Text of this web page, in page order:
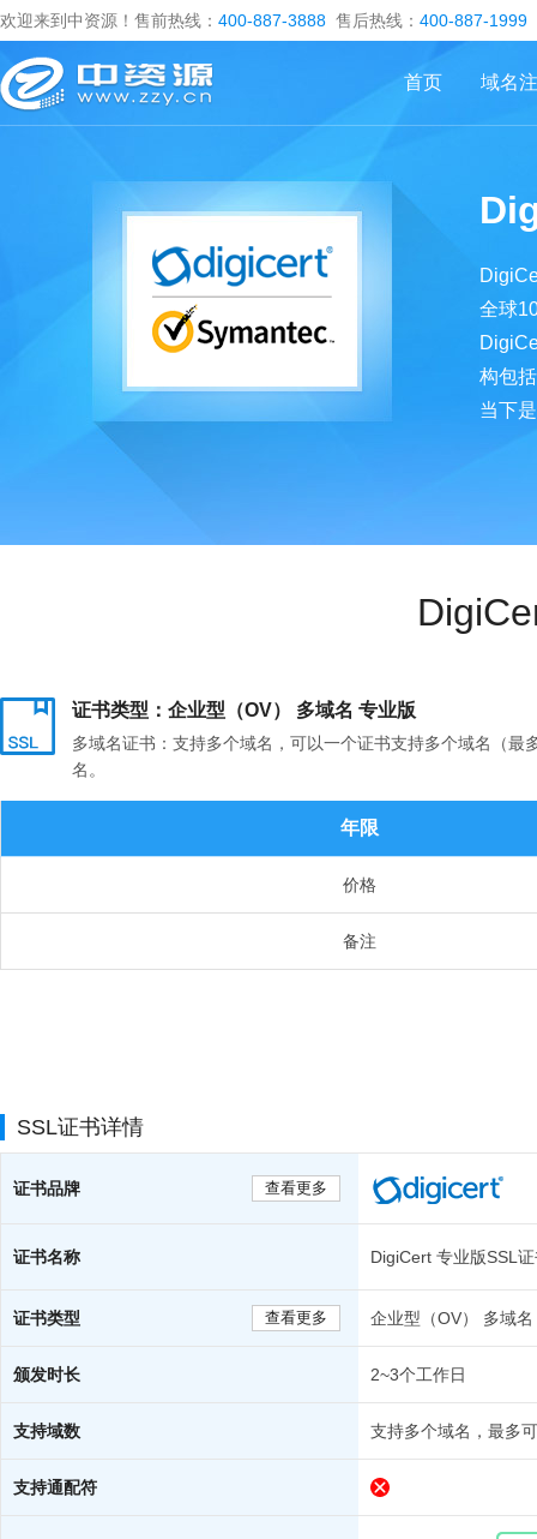
欢迎来到中资源！售前热线： 400-887-3888 售后热线： 400-887-1999
域名
首页
全球
构包
当下
证书类型：企业型（OV） 多域名 专业版
多域名证书：支持多个域名，可以一个证书支持多个域名（
名。
年限
价格
备注
SSL证书详情
查看更多
证书品牌
证书名称 DigiCert 专业版SSL
查看更多
证书类型 企业型（OV） 多域
颁发时长 2~3个工作日
支持域数 支持多个域名，最多
支持通配符